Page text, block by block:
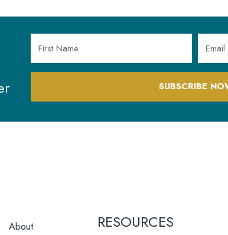
SUBSCRIBE
FOOTER
About
RESOURCES